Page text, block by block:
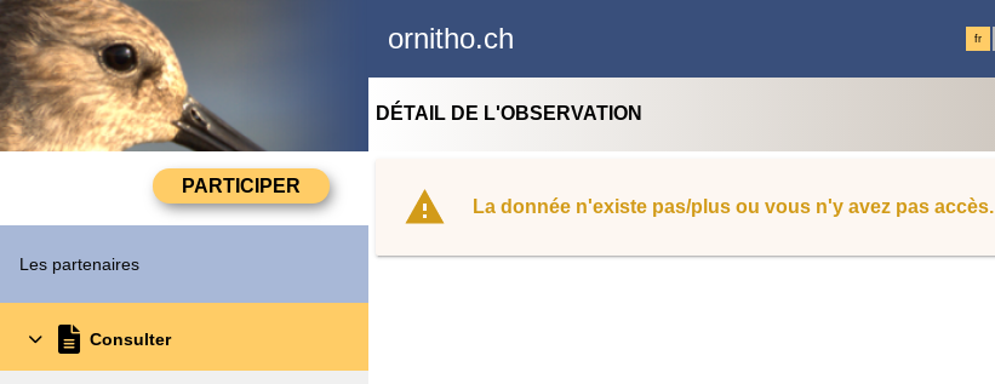
ornitho.ch fr
Les partenaires
Consulter
DÉTAIL DE L'OBSERVATION
La donnée n'existe pas/plus ou vous n'y avez pas accès.